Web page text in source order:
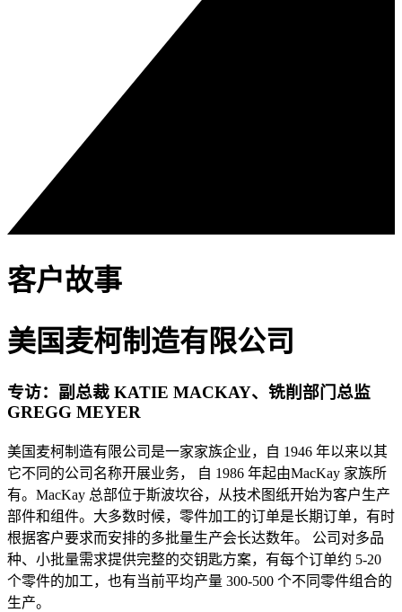
客户故事
美国麦柯制造有限公司
专访：副总裁 KATIE MACKAY、铣削部门总监
GREGG MEYER
美国麦柯制造有限公司是一家家族企业，自 1946 年以来以其
它不同的公司名称开展业务， 自 1986 年起由MacKay 家族所
有。MacKay 总部位于斯波坎谷，从技术图纸开始为客户生产
部件和组件。大多数时候，零件加工的订单是长期订单，有时
根据客户要求而安排的多批量生产会长达数年。 公司对多品
种、小批量需求提供完整的交钥匙方案，有每个订单约 5-20
个零件的加工，也有当前平均产量 300-500 个不同零件组合的
生产。